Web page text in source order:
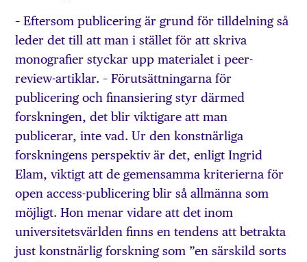
– Eftersom publicering är grund för tilldelning så
leder det till att man i stället för att skriva
monografier styckar upp materialet i peer-
review-artiklar. – Förutsättningarna för
publicering och finansiering styr därmed
forskningen, det blir viktigare att man
publicerar, inte vad. Ur den konstnärliga
forskningens perspektiv är det, enligt Ingrid
Elam, viktigt att de gemensamma kriterierna för
open access-publicering blir så allmänna som
möjligt. Hon menar vidare att det inom
universitetsvärlden finns en tendens att betrakta
just konstnärlig forskning som ”en särskild sorts